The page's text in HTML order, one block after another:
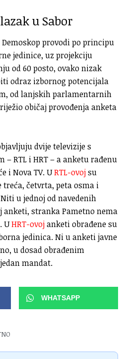
u Sabor
Demoskop provodi po principu
jedinice, uz projekciju
od 60 posto, ovako nizak
odraz izbornog potencijala
od lanjskih parlamentarnih
običaj provođenja anketa
dvije televizije s
RTL i HRT – a anketu rađenu
i Nova TV. URTL-ovojsu
treća, četvrta, peta osma i
u jednoj od navedenih
anketi, stranka Pametno nema
UHRT-ovojanketi obrađene su
jedinica. Ni u anketi javne
u dosad obrađenim
mandat.
WHATSAPP